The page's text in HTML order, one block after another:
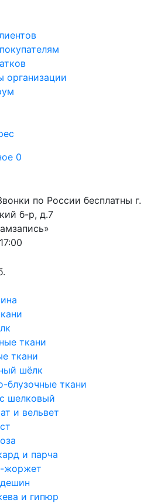
0
по России бесплатны г.
б-р, д.7
ткани
шёлк
ткани
и вельвет
и парча
и гипюр